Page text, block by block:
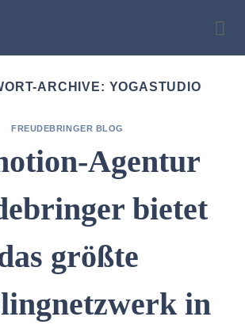
ARCHIVE: YOGASTUDIO
FREUDEBRINGER BLOG
Agentur
bietet
größte
in